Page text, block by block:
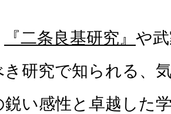
『二条良基研究』 や
研究で知られる、
鋭い感性と卓越した